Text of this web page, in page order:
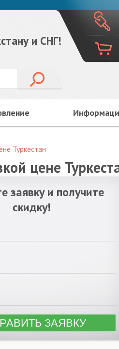
и СНГ!
Туркестан
цене
заявку и получите
скидку!